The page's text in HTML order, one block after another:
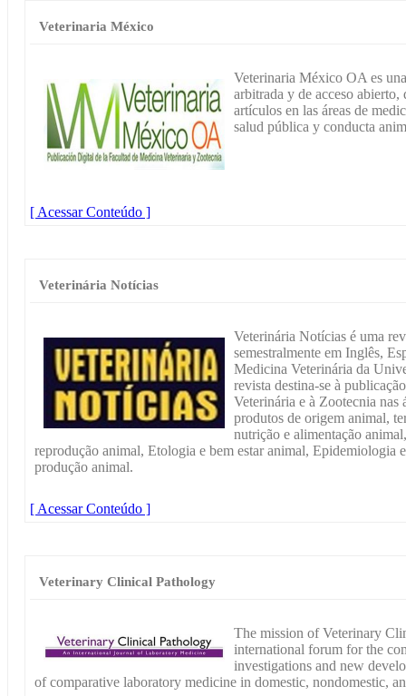
Veterinaria México
Veterinaria México OA es
arbitrada y de acceso
artículos en las áreas de
salud pública y conducta
[ Acessar Conteúdo ]
Veterinária Notícias
Veterinária Notícias é uma
semestralmente em Inglês,
Medicina Veterinária da
revista destina-se à
Veterinária e à Zootecnia nas
produtos de origem animal,
nutrição e alimentação
reprodução animal, Etologia e bem estar animal, Epidemiologia
produção animal.
[ Acessar Conteúdo ]
Veterinary Clinical Pathology
The mission of Veterinary
international forum for the
investigations and new
of comparative laboratory medicine in domestic, nondomestic,